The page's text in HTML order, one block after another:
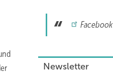
Facebook
Newsletter